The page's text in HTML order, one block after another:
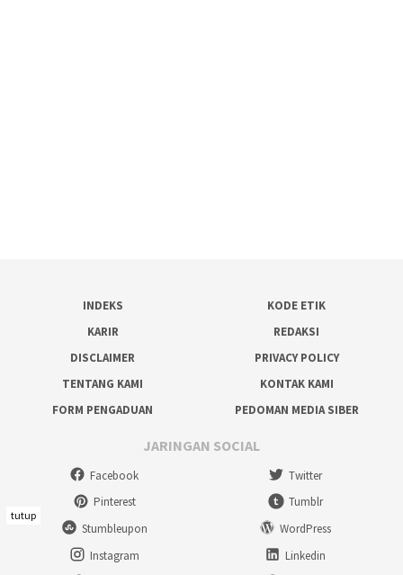
INDEKS
KODE ETIK
KARIR
REDAKSI
DISCLAIMER
PRIVACY POLICY
TENTANG KAMI
KONTAK KAMI
FORM PENGADUAN
PEDOMAN MEDIA SIBER
JARINGAN SOCIAL
Facebook
Twitter
Pinterest
Tumblr
Stumbleupon
WordPress
Instagram
Linkedin
tutup